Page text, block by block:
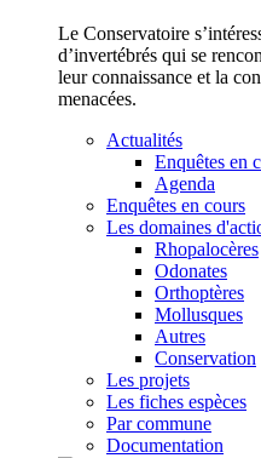
Le Conservatoire
d’invertébrés qui se
leur connaissance et la
menacées.
Actualités
Enquêtes en
Agenda
Enquêtes en cours
Les domaines
Rhopalocères
Odonates
Orthoptères
Mollusques
Autres
Conservation
Les projets
Les fiches espèces
Par commune
Documentation